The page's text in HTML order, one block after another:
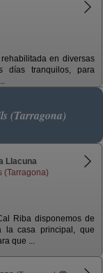
en diversas
días tranquilos, para
(Tarragona)
Llacuna
(Tarragona)
Riba disponemos de
la casa principal, que
que ...